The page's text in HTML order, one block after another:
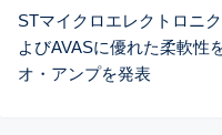
STマイクロエレクトロニ
よびAVASに優れた柔軟性
オ・アンプを発表